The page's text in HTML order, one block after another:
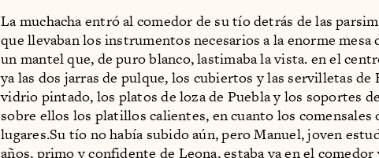
La muchacha entró al comedor de su tío detrás de las
que llevaban los instrumentos necesarios a la enorme
un mantel que, de puro blanco, lastimaba la vista. en el
ya las dos jarras de pulque, los cubiertos y las servilletas de
vidrio pintado, los platos de loza de Puebla y los soportes
sobre ellos los platillos calientes, en cuanto los comensales
lugares.Su tío no había subido aún, pero Manuel, joven
años, primo y confidente de Leona, estaba ya en el